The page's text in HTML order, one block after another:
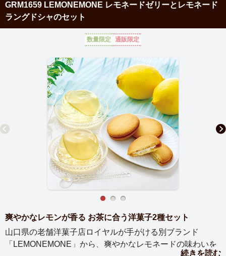
GRM1659 LEMONEMONE レモネードゼリーとレモネード
ラングドシャのセット
数量限定 通販限定
爽やかなレモンが香る お茶に合う洋菓子2種セット
山口県の老舗洋菓子店ロイヤルが手がける別ブランド
「LEMONEMONE」から、爽やかなレモネードの味わいを
続きを読む